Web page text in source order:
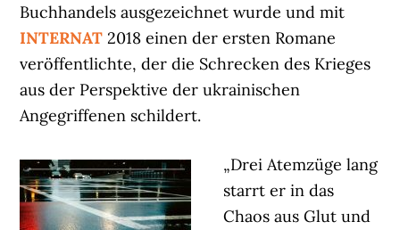
Buchhandels ausgezeichnet wurde und mit
INTERNAT 2018 einen der ersten Romane
veröffentlichte, der die Schrecken des Krieges
aus der Perspektive der ukrainischen
Angegriffenen schildert.
„Drei Atemzüge lang
starrt er in das
Chaos aus Glut und